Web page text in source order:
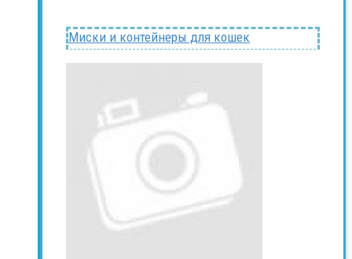
Миски и контейнеры для кошек